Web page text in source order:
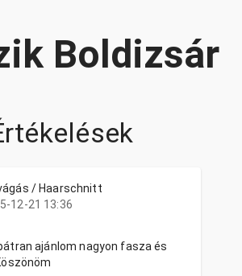
Boldizsár
/ Haarschnitt
12-21 13:36
ajánlom nagyon fasza és